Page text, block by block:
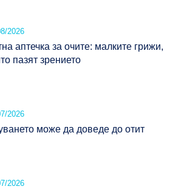
2026
аптечка за очите: малките грижи,
пазят зрението
2026
може да доведе до отит
2026